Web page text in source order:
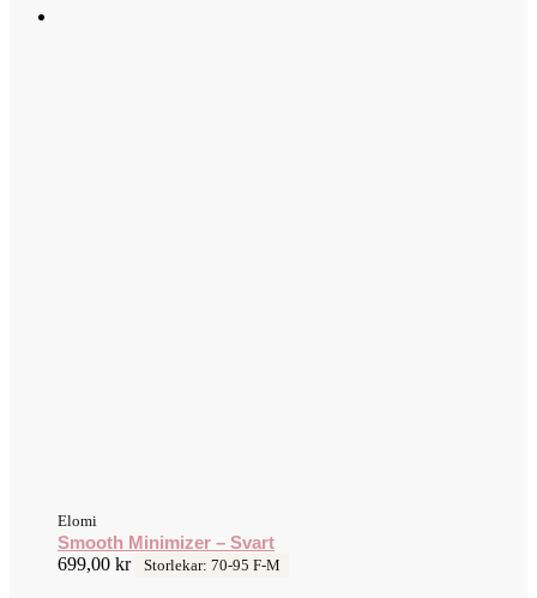
Elomi
Smooth Minimizer – Svart
699,00 kr Storlekar: 70-95 F-M